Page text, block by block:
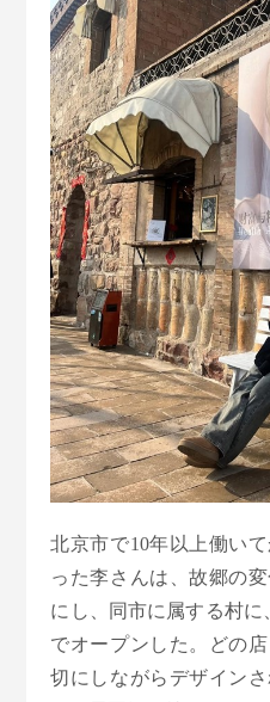
北京市で10年以上働い
った李さんは、故郷の
にし、同市に属する村
でオープンした。どの
切にしながらデザイン